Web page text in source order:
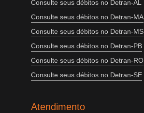
Consulte seus débitos no Detran-AL
Consulte seus débitos no Detran-MA
Consulte seus débitos no Detran-MS
Consulte seus débitos no Detran-PB
Consulte seus débitos no Detran-RO
Consulte seus débitos no Detran-SE
Atendimento